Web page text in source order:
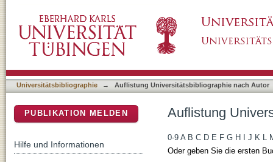
Universitätsbibliographie → Auflistung Universitätsbibliographie nach Autor
Auflistung
0-9 A B C D E F G H J K L
Oder geben Sie die ersten
PUBLIKATION MELDEN
Hilfe und Informationen